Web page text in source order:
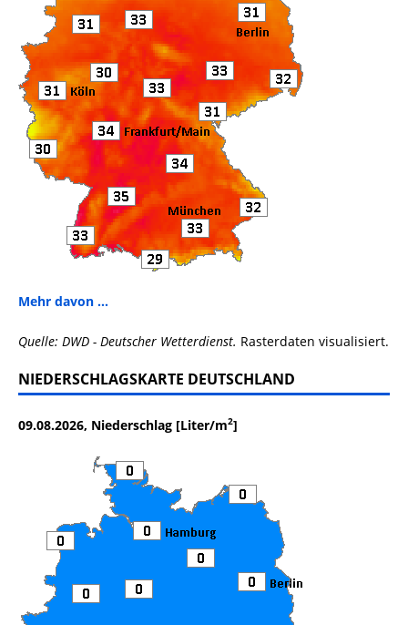
Mehr davon ...
Quelle: DWD - Deutscher Wetterdienst. Rasterdaten visualisiert.
NIEDERSCHLAGSKARTE DEUTSCHLAND
09.08.2026, Niederschlag [Liter/m2]